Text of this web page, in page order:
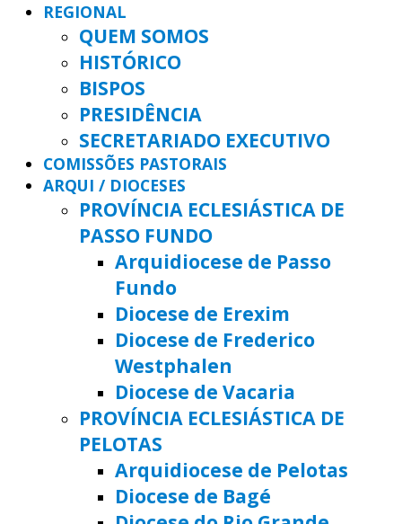
REGIONAL
QUEM SOMOS
HISTÓRICO
BISPOS
PRESIDÊNCIA
SECRETARIADO EXECUTIVO
COMISSÕES PASTORAIS
ARQUI / DIOCESES
PROVÍNCIA ECLESIÁSTICA DE
PASSO FUNDO
Arquidiocese de Passo
Fundo
Diocese de Erexim
Diocese de Frederico
Westphalen
Diocese de Vacaria
PROVÍNCIA ECLESIÁSTICA DE
PELOTAS
Arquidiocese de Pelotas
Diocese de Bagé